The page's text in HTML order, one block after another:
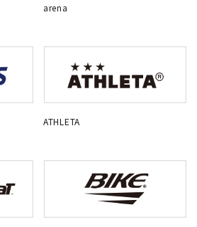
arena
ATHLETA